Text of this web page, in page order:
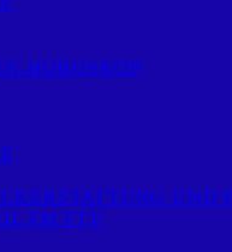
HOROSKOP
UND
FM FTV